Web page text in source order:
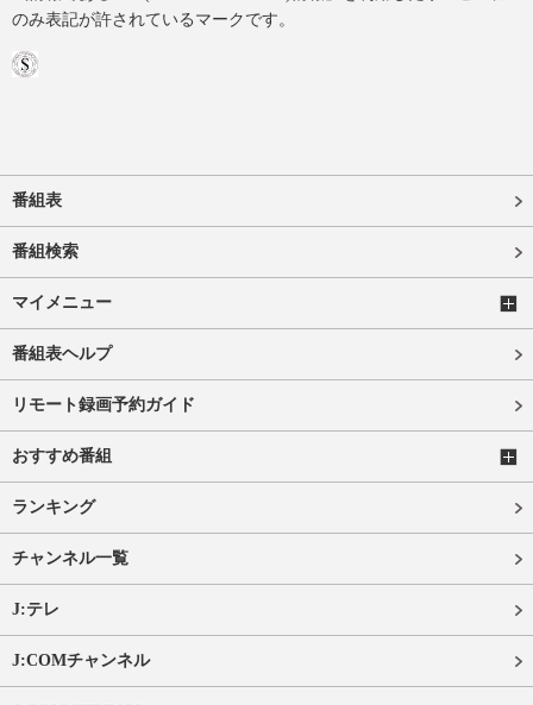
のみ表記が許されているマークです。
番組表
番組検索
マイメニュー
番組表ヘルプ
リモート録画予約ガイド
おすすめ番組
ランキング
チャンネル一覧
J:テレ
J:COMチャンネル